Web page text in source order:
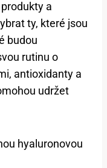
a
ty, které jsou
budou
rutinu o
antioxidanty a
udržet
hyaluronovou